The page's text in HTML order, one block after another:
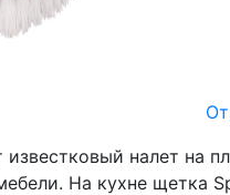
налет на
На кухне щетка